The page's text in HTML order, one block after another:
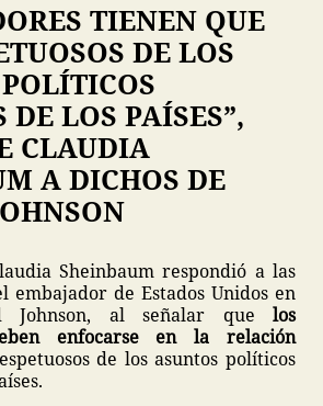
TIENEN QUE
DE LOS
DE LOS PAÍSES”,
CLAUDIA
A DICHOS DE
Sheinbaum respondió a las
embajador de Estados Unidos en
Johnson, al señalar que los
enfocarse en la relación
de los asuntos políticos